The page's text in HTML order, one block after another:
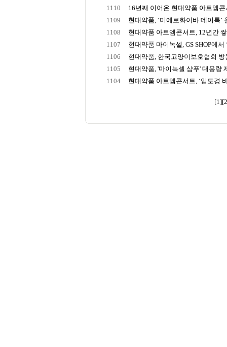
1110
16년째 이어온 현대약품 아트엠콘
1109
현대약품, ‘미에로화이바 데이톡’
1108
현대약품 아트엠콘서트, 12년간
1107
현대약품 마이녹셀, GS SHOP에서
1106
현대약품, 한국고양이보호협회 방
1105
현대약품, '마이녹셀 샴푸' 대용량
1104
현대약품 아트엠콘서트, ‘임도경
[1]